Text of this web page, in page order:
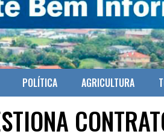
POLÍTICA AGRICULTURA